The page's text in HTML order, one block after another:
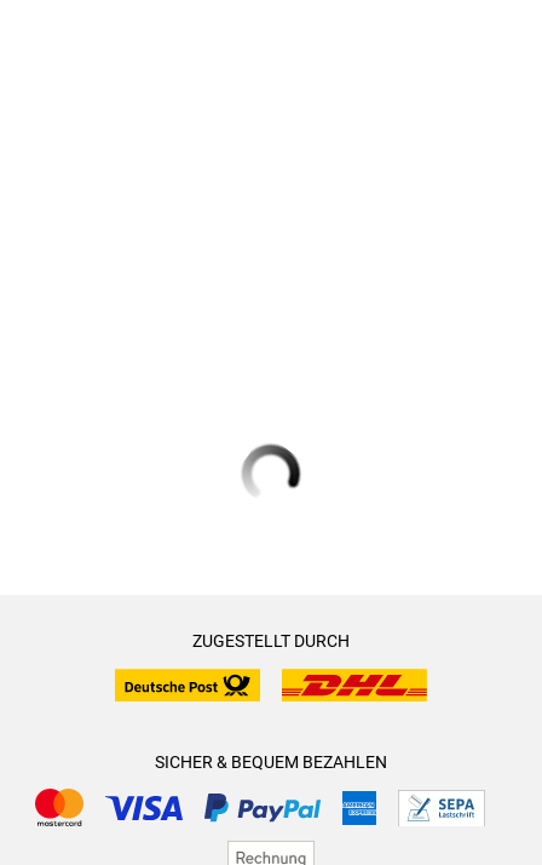
ZUGESTELLT DURCH
SICHER & BEQUEM BEZAHLEN